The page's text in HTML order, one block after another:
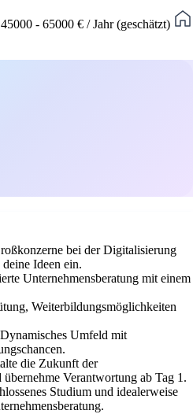
45000 - 65000 € / Jahr (geschätzt)
bei der Digitalisierung
Ideen ein.
Unternehmensberatung mit einem
Weiterbildungsmöglichkeiten
Dynamisches Umfeld mit
die Zukunft der
Verantwortung ab Tag 1.
Studium und idealerweise